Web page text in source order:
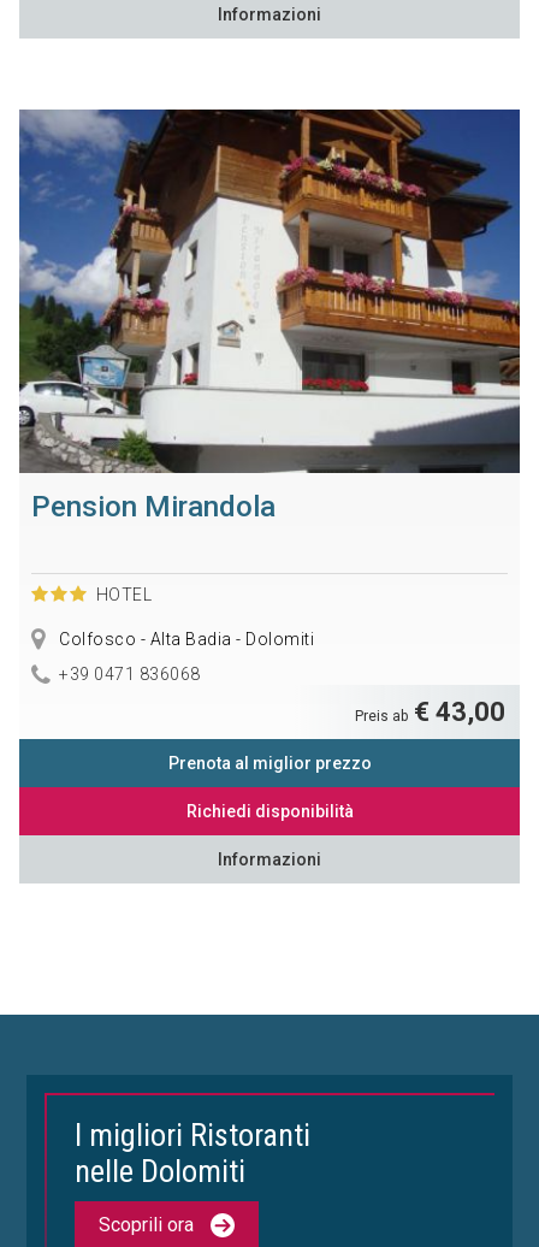
Informazioni
Pension Mirandola
HOTEL
Colfosco - Alta Badia - Dolomiti
+39 0471 836068
Preis ab € 43,00
Prenota al miglior prezzo
Richiedi disponibilità
Informazioni
I migliori Ristoranti
nelle Dolomiti
Scoprili ora